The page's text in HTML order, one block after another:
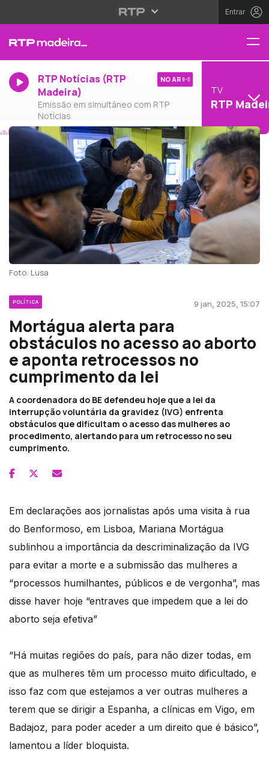
Entrar
RTP Notícias (RTP
Madeira)
Emissão em simultâneo com RTP
Notícias
NO AR
TV
RTP
Foto: Lusa
POLÍTICA 9 jan, 2025, 15:07
Mortágua alerta para
obstáculos no acesso ao aborto
e aponta retrocessos no
cumprimento da lei
A coordenadora do BE defendeu hoje que a lei da
interrupção voluntária da gravidez (IVG) enfrenta
obstáculos que dificultam o acesso das mulheres ao
procedimento, alertando para um retrocesso no seu
cumprimento.
Em declarações aos jornalistas após uma visita à rua
do Benformoso, em Lisboa, Mariana Mortágua
sublinhou a importância da descriminalização da IVG
para evitar a morte e a submissão das mulheres a
“processos humilhantes, públicos e de vergonha”, mas
disse haver hoje “entraves que impedem que a lei do
aborto seja efetiva”
“Há muitas regiões do país, para não dizer todas, em
que as mulheres têm um processo muito dificultado, e
isso faz com que estejamos a ver outras mulheres a
terem que se dirigir a Espanha, a clínicas em Vigo, em
Badajoz, para poder aceder a um direito que é básico”,
lamentou a líder bloquista.